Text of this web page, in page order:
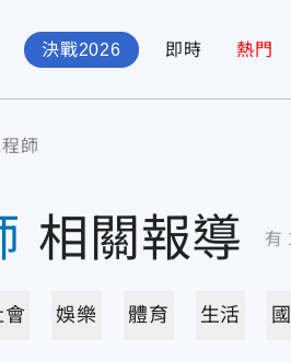
決戰2026 即時 熱門
師
相關報導 有
會 娛樂 體育 生活